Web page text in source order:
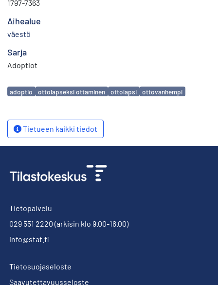
1797-7363
Aihealue
väestö
Sarja
Adoptiot
Avainsanat
adoptio ottolapseksi ottaminen ottolapsi ottovanhempi
Tietueen kaikki tiedot
Tietopalvelu
029 551 2220 (arkisin klo 9.00-16.00)
info@stat.fi
Tietosuojaseloste
Saavutettavuusseloste